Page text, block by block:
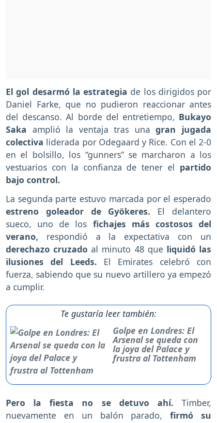
El gol desarmó la estrategia de los dirigidos por
Daniel Farke, que no pudieron reaccionar antes
del descanso. Al borde del entretiempo, Bukayo
Saka amplió la ventaja tras unagran jugada
colectiva liderada por Odegaard y Rice. Con el 2-0
en el bolsillo, los “gunners” se marcharon a los
vestuarios con la confianza de tener el partido
bajo control.
La segunda parte estuvo marcada por el esperado
estreno goleador de Gyökeres. El delantero
sueco, uno de los fichajes más costosos del
verano, respondió a la expectativa con un
derechazo cruzado al minuto 48 que liquidó las
ilusiones del Leeds. El Emirates celebró con
fuerza, sabiendo que su nuevo artillero ya empezó
a cumplir.
Te gustaría leer también:
Golpe en Londres: El
Arsenal se queda con
la joya del Palace y
frustra al Tottenham
Pero la fiesta no se detuvo ahí. Timber,
nuevamente en un balón parado,firmó su